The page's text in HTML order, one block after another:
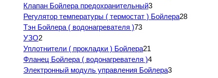
Клапан Бойлера предохранительный3
Регулятор температуры ( термостат ) Бойлера28
Тэн Бойлера ( водонагревателя )73
УЗО2
Уплотнители ( прокладки ) Бойлера21
Фланец Бойлера ( водонагревателя )4
Электронный модуль управления Бойлера3